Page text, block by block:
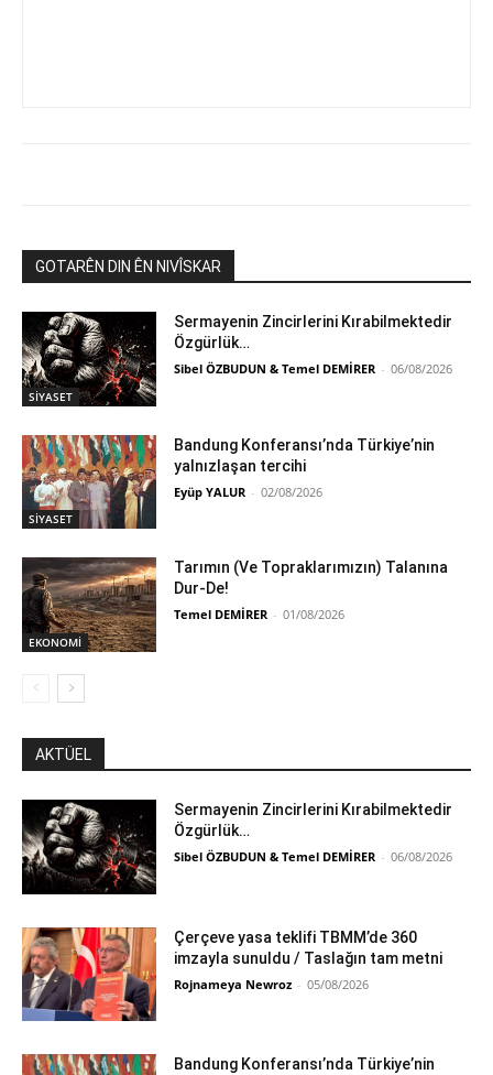
GOTARÊN DIN ÊN NIVÎSKAR
SİYASET
Sermayenin Zincirlerini Kırabilmektedir
Özgürlük…
Sibel ÖZBUDUN & Temel DEMİRER - 06/08/2026
SİYASET
Bandung Konferansı’nda Türkiye’nin
yalnızlaşan tercihi
Eyüp YALUR - 02/08/2026
EKONOMİ
Tarımın (Ve Topraklarımızın) Talanına
Dur-De!
Temel DEMİRER - 01/08/2026
AKTÜEL
Sermayenin Zincirlerini Kırabilmektedir
Özgürlük…
Sibel ÖZBUDUN & Temel DEMİRER - 06/08/2026
Çerçeve yasa teklifi TBMM’de 360
imzayla sunuldu / Taslağın tam metni
Rojnameya Newroz - 05/08/2026
Bandung Konferansı’nda Türkiye’nin